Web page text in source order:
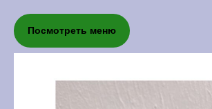
Посмотреть меню